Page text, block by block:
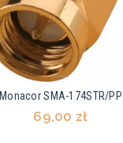
Monacor SMA-174STR/PP
69,00 zł